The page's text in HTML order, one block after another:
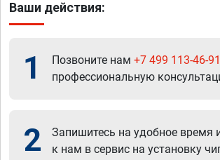
Ваши действия:
1 Позвоните нам +7 499 113-46-91
профессиональную
2
Запишитесь на удобное время
к нам в сервис на установку